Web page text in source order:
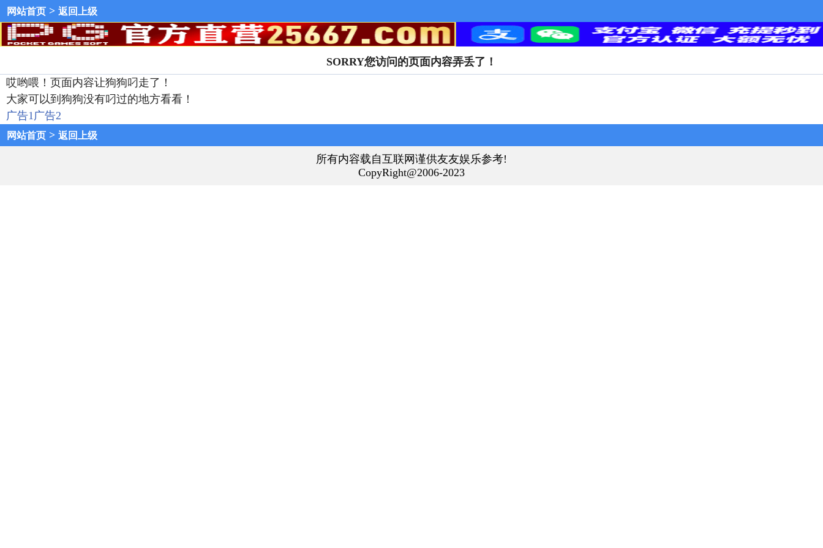
网站首页 > 返回上级
SORRY您访问的页面内容弄丢了！
哎哟喂！页面内容让狗狗叼走了！
大家可以到狗狗没有叼过的地方看看！
广告1广告2
网站首页 > 返回上级
所有内容载自互联网谨供友友娱乐参考!
CopyRight@2006-2023